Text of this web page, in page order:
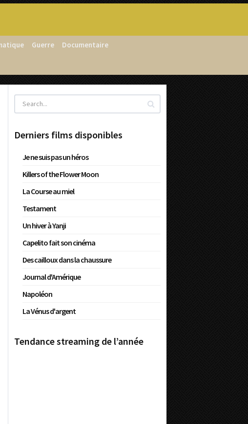
Guerre Documentaire
Derniers films disponibles
Je ne suis pas un héros
Killers of the Flower Moon
La Course au miel
Testament
Un hiver à Yanji
Capelito fait son cinéma
Des cailloux dans la chaussure
Journal d'Amérique
Napoléon
La Vénus d'argent
Tendance streaming de l’année